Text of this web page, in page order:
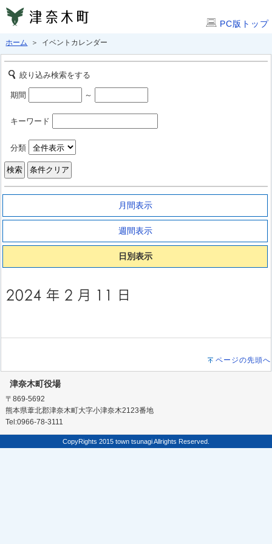
PC版トップ
ホーム ＞ イベントカレンダー
絞り込み検索をする
期間 ～
キーワード
分類
月間表示
週間表示
日別表示
ページの先頭へ
津奈木町役場
〒869-5692
熊本県葦北郡津奈木町大字小津奈木2123番地
Tel:0966-78-3111
CopyRights 2015 town tsunagi Allrights Reserved.